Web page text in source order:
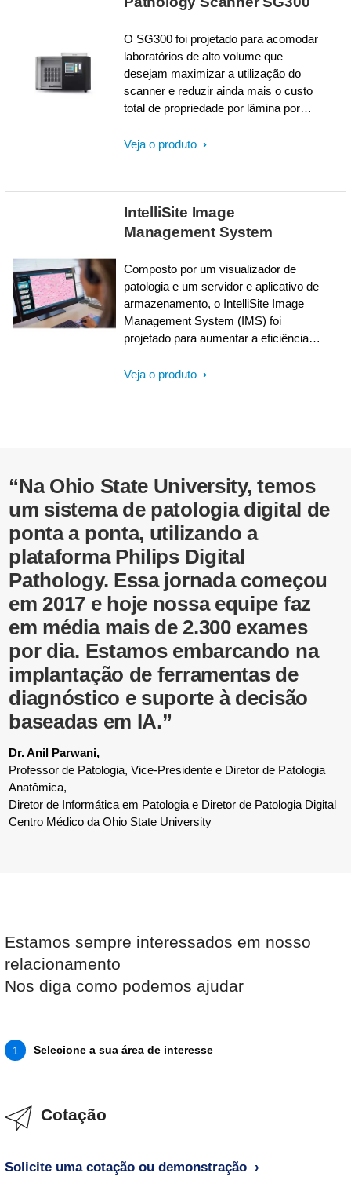
de diagnóstico clínico de alta
qualidade para uso rotineiro e redes
patológicas integradas.
O SG300 foi projetado para acomodar
laboratórios de alto volume que
desejam maximizar a utilização do
scanner e reduzir ainda mais o custo
total de propriedade por lâmina por
um alto rendimento, alta taxa de
SG300 permite digitalizar suas
amostras histológicas e obter imagens
de diagnóstico clínico de alta
integradas de patologia.
Veja o produto
IntelliSite Image
Management System
Composto por um visualizador de
patologia e um servidor e aplicativo de
armazenamento, o IntelliSite Image
Management System (IMS) foi
projetado para aumentar a eficiência e
patologia. O design aberto e escalável
(WSI) e imagens brutas – e integração
abrangente de LIS, rede, segurança,
trilha de auditoria e recursos de
arquivamento. O fácil acesso a
informações e recursos pode
melhorar a revisão digital de casos.
Veja o produto
“Na Ohio State University, temos
um sistema de patologia digital de
ponta a ponta, utilizando a
plataforma Philips Digital
Pathology. Essa jornada começou
em 2017 e hoje nossa equipe faz
em média mais de 2.300 exames
por dia. Estamos embarcando na
implantação de ferramentas de
diagnóstico e suporte à decisão
baseadas em IA.”
Dr. Anil Parwani,
Professor de Patologia, Vice-Presidente e Diretor de Patologia
Anatômica,
Diretor de Informática em Patologia e Diretor de Patologia Digital
Centro Médico da Ohio State University
Estamos sempre interessados em nosso
relacionamento
Nos diga como podemos ajudar
1 Selecione a sua área de interesse
Cotação
Solicite uma cotação ou demonstração